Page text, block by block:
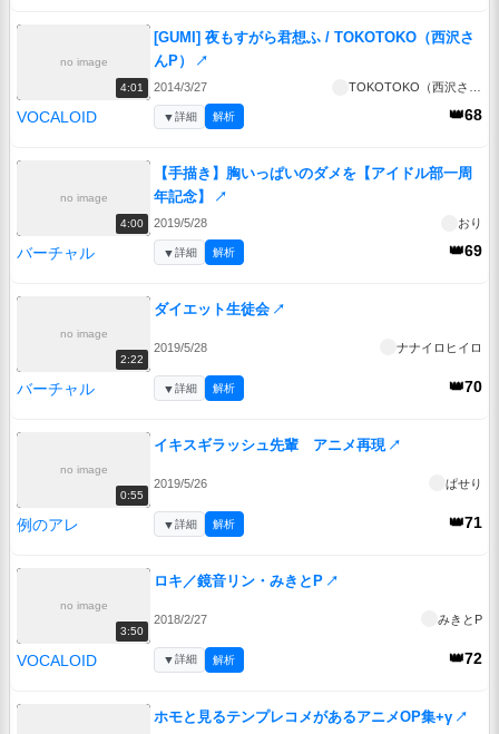
no image
4:01
[GUMI] 夜もすがら君想ふ / TOKOTOKO（西沢さ
んP）
↗
2014/3/27 TOKOTOKO（西沢さんP）
VOCALOID 👑68
▼詳細 解析
no image
4:00
【手描き】胸いっぱいのダメを【アイドル部一周
年記念】
↗
2019/5/28 おり
バーチャル 👑69
▼詳細 解析
no image
2:22
ダイエット生徒会 ↗
2019/5/28 ナナイロヒイロ
バーチャル 👑70
▼詳細 解析
no image
0:55
イキスギラッシュ先輩 アニメ再現 ↗
2019/5/26 ぱせり
例のアレ 👑71
▼詳細 解析
no image
3:50
ロキ／鏡音リン・みきとP ↗
2018/2/27 みきとP
VOCALOID 👑72
▼詳細 解析
ホモと見るテンプレコメがあるアニメOP集+γ ↗